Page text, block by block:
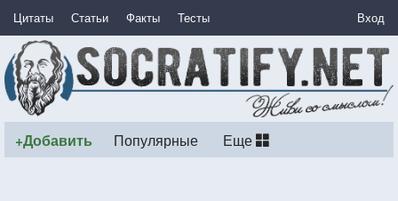
Цитаты Статьи Факты Тесты Вход
+Добавить Популярные Еще